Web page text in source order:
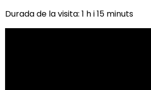
Durada de la visita: 1 h i 15 minuts